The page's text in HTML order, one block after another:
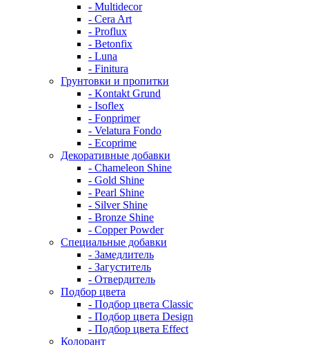
- Multidecor
- Cera Art
- Proflux
- Betonfix
- Luna
- Finitura
Грунтовки и пропитки
- Kontakt Grund
- Isoflex
- Fonprimer
- Velatura Fondo
- Ecoprime
Декоративные добавки
- Chameleon Shine
- Gold Shine
- Pearl Shine
- Silver Shine
- Bronze Shine
- Copper Powder
Специальные добавки
- Замедлитель
- Загуститель
- Отвердитель
Подбор цвета
- Подбор цвета Classic
- Подбор цвета Design
- Подбор цвета Effect
Колорант